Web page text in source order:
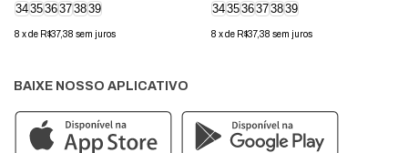
343536373839
8 xde R$37,38 sem juros
343536373839
8 xde R$37,38 sem juros
BAIXE NOSSO APLICATIVO